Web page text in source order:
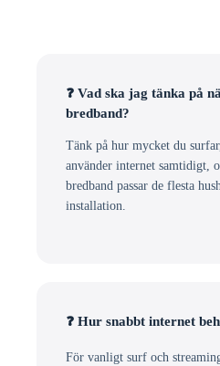
❓ Vad ska jag tänka på
bredband?
Tänk på hur mycket du
använder internet samtidigt,
bredband passar de flesta
installation.
❓ Hur snabbt internet
För vanligt surf och